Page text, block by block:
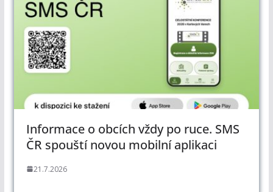
Informace o obcích vždy po ruce. SMS
ČR spouští novou mobilní aplikaci
21.7.2026